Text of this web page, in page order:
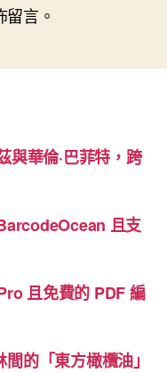
言。
與華倫·巴菲特，跨
且支
且免費的 PDF 編
的「東方橄欖油」